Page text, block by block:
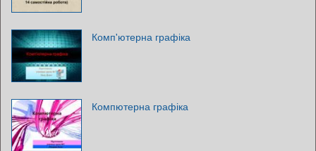
Комп'ютерна графіка
Компютерна графіка